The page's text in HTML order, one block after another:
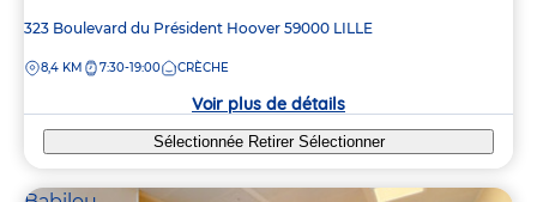
Adresse
la
323 Boulevard du Président Hoover 59000 LILLE
DISTANCE
8,4 KM 7:30-19:00 CRÈCHE
Voir plus de détails
Sélectionnée Retirer Sélectionner